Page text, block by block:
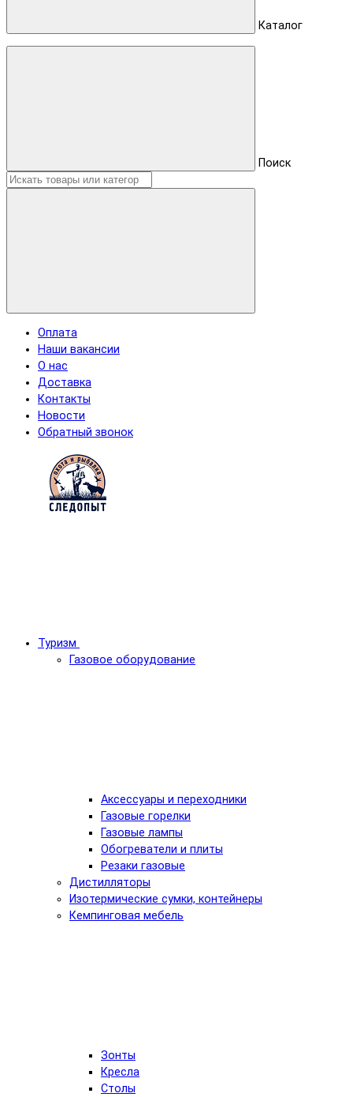
Каталог
Поиск
Оплата
Наши вакансии
О нас
Доставка
Контакты
Новости
Обратный звонок
Туризм
Газовое оборудование
Аксессуары и переходники
Газовые горелки
Газовые лампы
Обогреватели и плиты
Резаки газовые
Дистилляторы
Изотермические сумки, контейнеры
Кемпинговая мебель
Зонты
Кресла
Столы